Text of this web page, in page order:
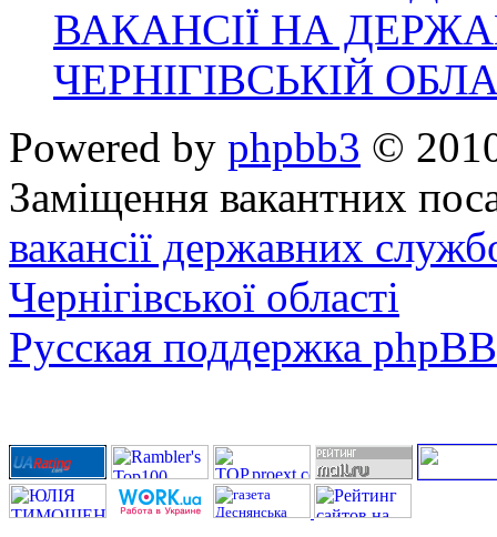
ВАКАНСІЇ НА
ЧЕРНІГІВСЬКІЙ
Powered by phpbb3 ©
Заміщення вакантних
вакансії державних
Чернігівської області
Русская поддержка phpBB